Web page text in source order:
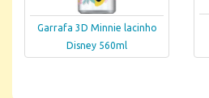
Garrafa 3D Minnie lacinho
Disney 560ml